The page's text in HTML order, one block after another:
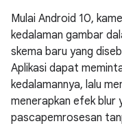
Mulai Android 10,
kedalaman gambar
skema baru yang
Aplikasi dapat
kedalamannya, lalu
menerapkan efek blur
pascapemrosesan